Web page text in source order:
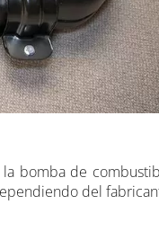
bomba de
del